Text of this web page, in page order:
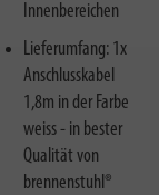
Innenbereichen
Lieferumfang: 1x
Anschlusskabel
1,8m in der Farbe
weiss - in bester
Qualität von
brennenstuhl®